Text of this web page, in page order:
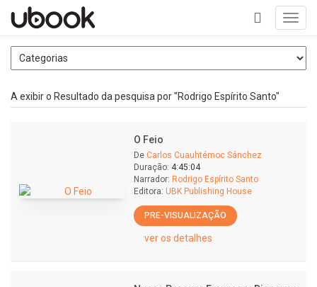
+
A exibir o Resultado da pesquisa por "Rodrigo Espírito Santo"
O Feio
De Carlos Cuauhtémoc Sánchez
Duração: 4:45:04
Narrador: Rodrigo Espírito Santo
Editora: UBK Publishing House
PRE-VISUALIZAÇÃO
ver os detalhes